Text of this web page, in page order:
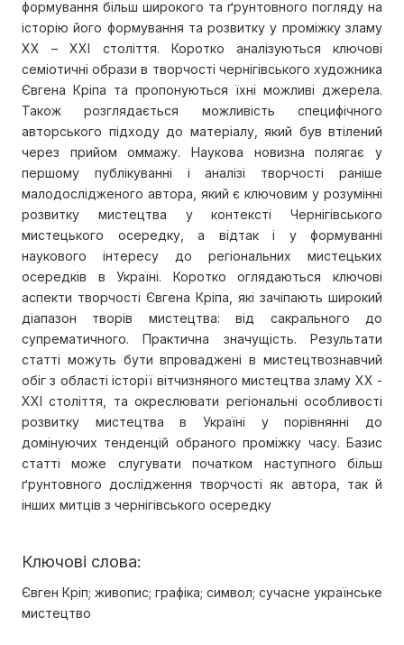
формування більш широкого та ґрунтовного погляду на
історію його формування та розвитку у проміжку зламу
ХХ – ХХІ століття. Коротко аналізуються ключові
семіотичні образи в творчості чернігівського художника
Євгена Кріпа та пропонуються їхні можливі джерела.
Також розглядається можливість специфічного
авторського підходу до матеріалу, який був втілений
через прийом оммажу. Наукова новизна полягає у
першому публікуванні і аналізі творчості раніше
малодослідженого автора, який є ключовим у розумінні
розвитку мистецтва у контексті Чернігівського
мистецького осередку, а відтак і у формуванні
наукового інтересу до регіональних мистецьких
осередків в Україні. Коротко оглядаються ключові
аспекти творчості Євгена Кріпа, які зачіпають широкий
діапазон творів мистецтва: від сакрального до
супрематичного. Практична значущість. Результати
статті можуть бути впроваджені в мистецтвознавчий
обіг з області історії вітчизняного мистецтва зламу ХХ -
ХХІ століття, та окреслювати регіональні особливості
розвитку мистецтва в Україні у порівнянні до
домінуючих тенденцій обраного проміжку часу. Базис
статті може слугувати початком наступного більш
ґрунтовного дослідження творчості як автора, так й
інших митців з чернігівського осередку
Ключові слова:
Євген Кріп; живопис; графіка; символ; сучасне українське
мистецтво